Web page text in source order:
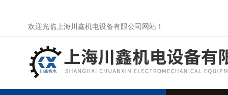
欢迎光临上海川鑫机电设备有限公司网站！